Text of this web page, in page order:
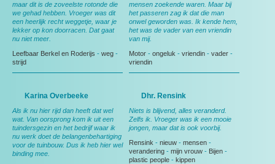
maar dit is de zoveelste rotonde die
we gehad hebben. Vroeger was dit
een heerlijk recht weggetje, waar je
lekker op kon doorracen. Dat gaat
nu niet meer.
Leefbaar Berkel en Roderijs - weg -
strijd
mensen zoekende waren. Maar bij
het passeren zag ik dat die man
onwel geworden was. Ik kende hem,
het was de vader van een vriendin
van mij.
Motor - ongeluk - vriendin - vader -
vriendin
Karina Overbeeke
Als ik nu hier rijd dan heeft dat wel
wat. Van oorsprong kom ik uit een
tuindersgezin en het bedrijf waar ik
nu werk doet de belangenbehartiging
voor de tuinbouw. Dus ik heb hier wel
binding mee.
Dhr. Rensink
Niets is blijvend, alles veranderd.
Zelfs ik. Vroeger was ik een mooie
jongen, maar dat is ook voorbij.
Rensink - nieuw - mensen -
verandering - mijn vrouw - Bijen -
plastic people - kippen